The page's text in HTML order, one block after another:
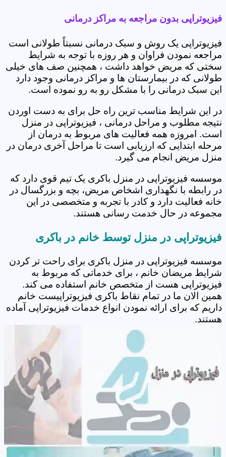
فیزیوتراپی بدون مراجعه به مراکز درمانی
فیزیوتراپی یک روش و سبک درمانی نسبتاً طولانی است
مراجعه نمودن فراوان و هر روزه با توجه به شرایط
سختی که مریض خواهد داشت ، همچنین صف های خیلی
طولانی که در بیمارستان ها و مراکز درمانی وجود دارد
این سبک درمانی را با مشکل رو به رو نموده است.
در این شرایط مناسب ترین راه حل برای به دست اوردن
نتیجه مطلوب و مراحل درمانی ، فیزیوتراپی در منزل
است. امروزه همه فعالیت های مربوط به درمان از
مرحله ابتدایی که ارزیابی است تا مراحل آخری درمان در
منزل مریض انجام می گیرد.
موسسه فیزیوتراپی در منزل باکری یک تیم قوی دارد که
در رابطه با نگهداری اشخاص مریض، بچه و بزرگسال در
خانه فعالیت دارد و کادر با تجربه و متخصصی در این
مجموعه در حال خدمت رسانی هستند.
فیزیوتراپی در منزل توسط خانم در باکری
موسسه فیزیوتراپی در منزل باکری برای راحت تر کردن
شرایط مریضان خانم ، برای خدماتی که مربوط به
فیزیوتراپی هست از متخصص خانم استفاده می کند.
همین الان ما در تمام نقاط باکری فیزیوتراپیست خانم
داریم که برای ارائه نمودن انواع خدمات فیزیوتراپی آماده
هستند.